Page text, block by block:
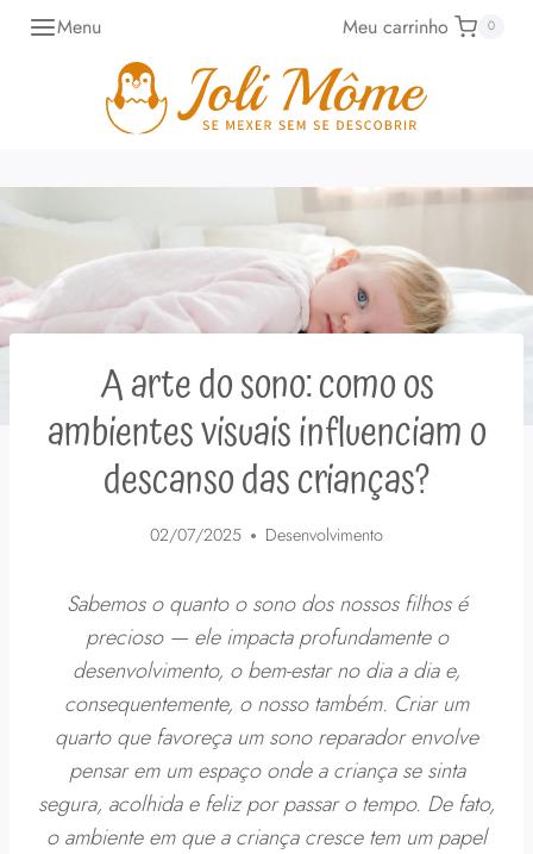
Pular Menu Meu carrinho 0
A arte do sono: como os
ambientes visuais influenciam o
descanso das crianças?
02/07/2025 Desenvolvimento
Sabemos o quanto o sono dos nossos filhos é
precioso — ele impacta profundamente o
desenvolvimento, o bem-estar no dia a dia e,
consequentemente, o nosso também. Criar um
quarto que favoreça um sono reparador envolve
pensar em um espaço onde a criança se sinta
segura, acolhida e feliz por passar o tempo. De fato,
o ambiente em que a criança cresce tem um papel